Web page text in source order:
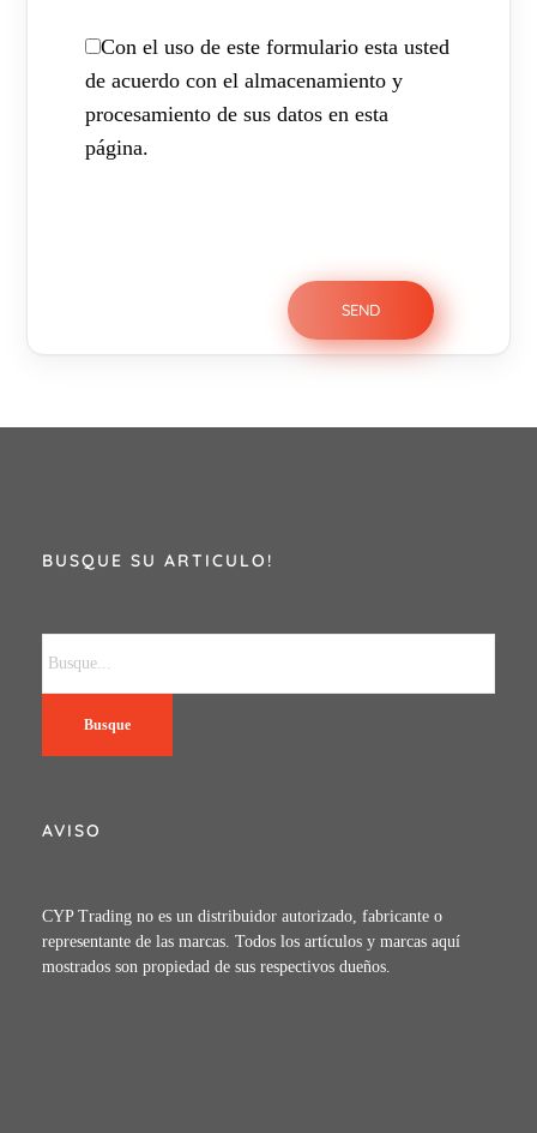
Con el uso de este formulario esta usted
de acuerdo con el almacenamiento y
procesamiento de sus datos en esta
página.
BUSQUE SU ARTICULO!
Busque
AVISO
CYP Trading no es un distribuidor autorizado, fabricante o
representante de las marcas. Todos los artículos y marcas aquí
mostrados son propiedad de sus respectivos dueños.